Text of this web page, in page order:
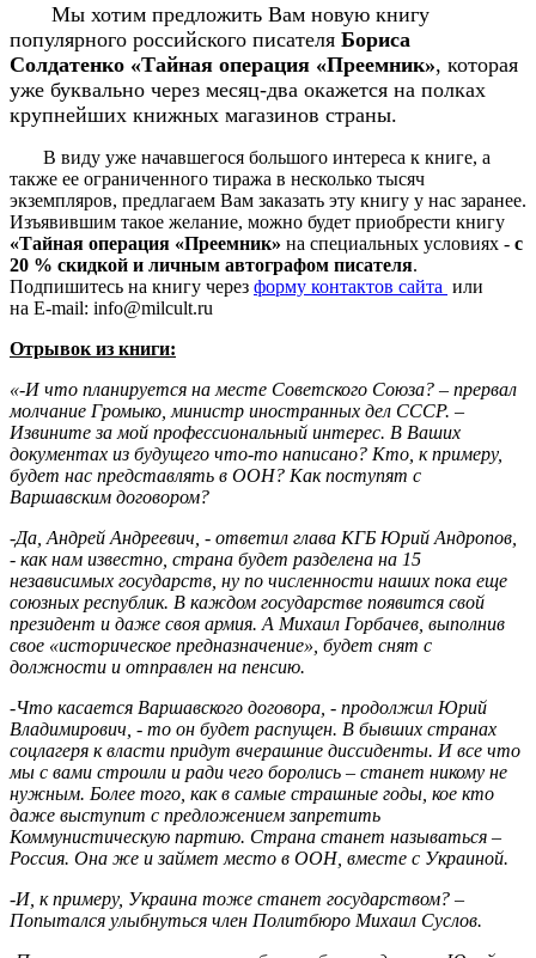
Мы хотим предложить Вам новую книгу
популярного российского писателя Бориса
Солдатенко «Тайная операция «Преемник», которая
уже буквально через месяц-два окажется на полках
крупнейших книжных магазинов страны.
В виду уже начавшегося большого интереса к книге, а
также ее ограниченного тиража в несколько тысяч
экземпляров, предлагаем Вам заказать эту книгу у нас заранее.
Изъявившим такое желание, можно будет приобрести книгу
«Тайная операция «Преемник» на специальных условиях - с
20 % скидкой и личным автографом писателя.
Подпишитесь на книгу через форму контактов сайта или
на E-mail: info@milcult.ru
Отрывок из книги:
«-И что планируется на месте Советского Союза? – прервал
молчание Громыко, министр иностранных дел СССР. –
Извините за мой профессиональный интерес. В Ваших
документах из будущего что-то написано? Кто, к примеру,
будет нас представлять в ООН? Как поступят с
Варшавским договором?
-Да, Андрей Андреевич, - ответил глава КГБ Юрий Андропов,
- как нам известно, страна будет разделена на 15
независимых государств, ну по численности наших пока еще
союзных республик. В каждом государстве появится свой
президент и даже своя армия. А Михаил Горбачев, выполнив
свое «историческое предназначение», будет снят с
должности и отправлен на пенсию.
-Что касается Варшавского договора, - продолжил Юрий
Владимирович, - то он будет распущен. В бывших странах
соцлагеря к власти придут вчерашние диссиденты. И все что
мы с вами строили и ради чего боролись – станет никому не
нужным. Более того, как в самые страшные годы, кое кто
даже выступит с предложением запретить
Коммунистическую партию. Страна станет называться –
Россия. Она же и займет место в ООН, вместе с Украиной.
-И, к примеру, Украина тоже станет государством? –
Попытался улыбнуться член Политбюро Михаил Суслов.